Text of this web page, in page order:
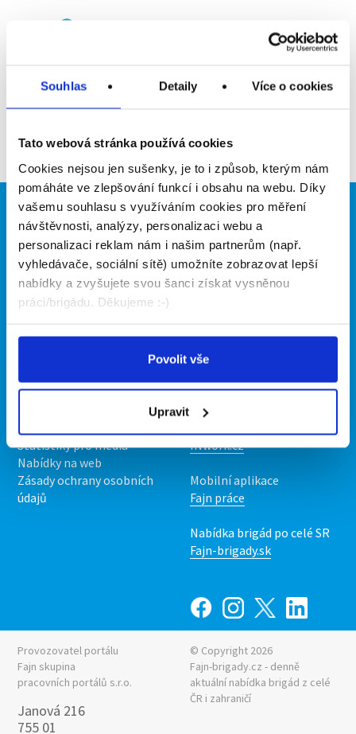
Souhlas Detaily Více o cookies
Tato webová stránka používá cookies
Cookies nejsou jen sušenky, je to i způsob, kterým nám
pomáháte ve zlepšování funkcí i obsahu na webu. Díky
vašemu souhlasu s využíváním cookies pro měření
návštěvnosti, analýzy, personalizaci webu a
personalizaci reklam nám i našim partnerům (např.
vyhledávače, sociální sítě) umožníte zobrazovat lepší
nabídky a zvyšujete svou šanci získat vysněnou
práci/brigádu. Děkujeme :-)
Povolit vše
Upravit
Brigádníci
Články
Hledané brigády
Firmy
Vložit inzerát
Ceník
Propagace
O portálu
O nás
Statistiky pro média
Nabídky na web
Zásady ochrany osobních
údajů
Naše další projekty
Fajn brigády
INwork.cz
Mobilní aplikace
Fajn práce
Nabídka brigád po celé SR
Fajn-brigady.sk
Provozovatel portálu
Fajn skupina
pracovních portálů s.r.o.
Janová 216
755 01
© Copyright 2026
Fajn-brigady.cz - denně
aktuální nabídka brigád z celé
ČR i zahraničí